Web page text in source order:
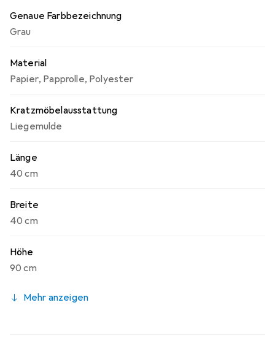
Genaue Farbbezeichnung
Grau
Material
Papier, Papprolle, Polyester
Kratzmöbelausstattung
Liegemulde
Länge
40 cm
Breite
40 cm
Höhe
90 cm
Mehr anzeigen